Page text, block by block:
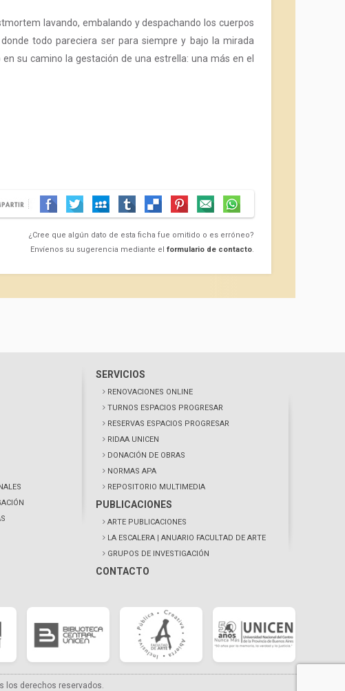
lavando, embalando y despachando los cuerpos
todo pareciera ser para siempre y bajo la mirada
su camino la gestación de una estrella: una más en el
¿Cree que algún dato de esta ficha fue omitido o es erróneo?
Envíenos su sugerencia mediante el formulario de contacto.
SERVICIOS
RENOVACIONES ONLINE
TURNOS ESPACIOS PROGRESAR
RESERVAS ESPACIOS PROGRESAR
RIDAA UNICEN
DONACIÓN DE OBRAS
NORMAS APA
REPOSITORIO MULTIMEDIA
PUBLICACIONES
ARTE PUBLICACIONES
LA ESCALERA | ANUARIO FACULTAD DE ARTE
GRUPOS DE INVESTIGACIÓN
CONTACTO
los derechos reservados.